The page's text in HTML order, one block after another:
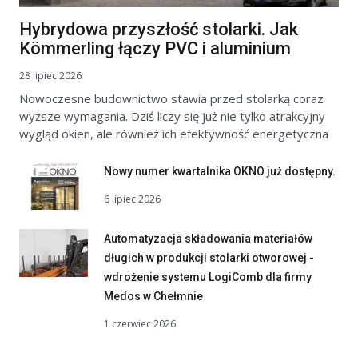
Hybrydowa przyszłość stolarki. Jak
Kömmerling łączy PVC i aluminium
28 lipiec 2026
Nowoczesne budownictwo stawia przed stolarką coraz
wyższe wymagania. Dziś liczy się już nie tylko atrakcyjny
wygląd okien, ale również ich efektywność energetyczna
Nowy numer kwartalnika OKNO już dostępny.
6 lipiec 2026
Automatyzacja składowania materiałów
długich w produkcji stolarki otworowej -
wdrożenie systemu LogiComb dla firmy
Medos w Chełmnie
1 czerwiec 2026